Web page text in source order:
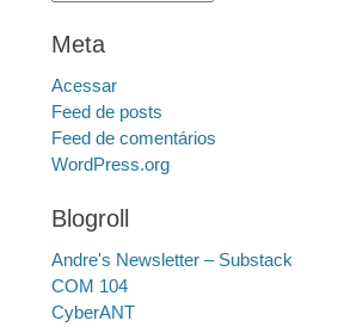
Meta
Acessar
Feed de posts
Feed de comentários
WordPress.org
Blogroll
Andre's Newsletter – Substack
COM 104
CyberANT